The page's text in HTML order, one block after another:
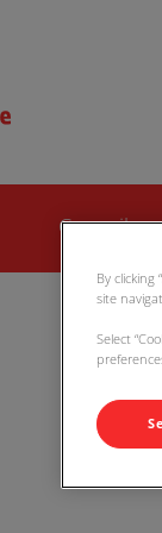
Conseils
By
site
Select